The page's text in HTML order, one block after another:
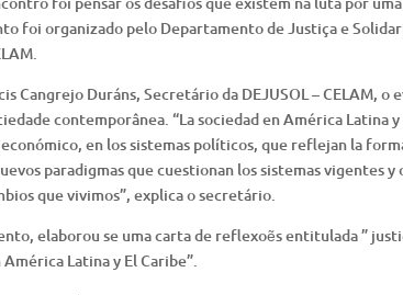
foi organizado pelo Departamento de Justiça e
Cangrejo Duráns, Secretário da DEJUSOL – CELAM,
contemporânea. “La sociedad en América Latina
en los sistemas políticos, que reflejan la
paradigmas que cuestionan los sistemas vigentes
que vivimos”, explica o secretário.
elaborou se uma carta de reflexoẽs entitulada ”
Latina y El Caribe”.